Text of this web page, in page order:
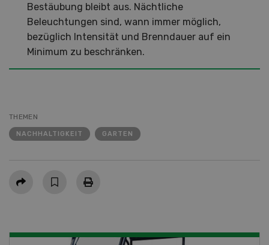
Bestäubung bleibt aus. Nächtliche
Beleuchtungen sind, wann immer möglich,
bezüglich Intensität und Brenndauer auf ein
Minimum zu beschränken.
THEMEN
NACHHALTIGKEIT GARTEN
Teilen